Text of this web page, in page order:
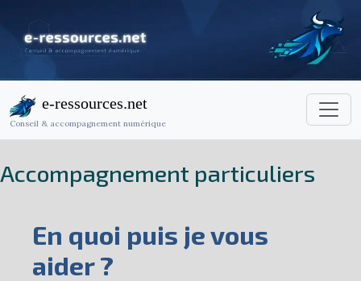
e-ressources.net
Conseil & accompagnement numérique
Accompagnement particuliers
En quoi puis je vous
aider ?